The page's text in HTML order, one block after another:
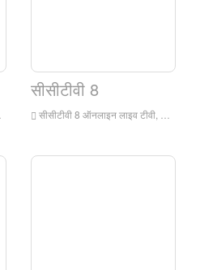
सीसीटीवी 8
सीसीटीवी 8 ऑनलाइन लाइव टीवी, सीसीटीवी -8 दर्शकों के लिए टीवी नाटक कार्यक्रमों की एक विस्तृत श्रृंखला प्रदान करने के लिए, कई प्रकार, एकाधिक शैलियों और एकाधिक प्राप्त करने के लिए, दर्शकों के लिए टीवी नाटक कार्यक्रमों की एक विस्तृत श्रृंखला प्रदान करने के लिए स्थानीय और विदेशी, स्वयं निर्मित और खरीद में आत्म-निर्मित और खरीद को गोद लेता है पुनर्विक्रय के स्तर, सभी उम्र के लिए उपयुक्त परिष्कृत और लोकप्रिय दोनों।